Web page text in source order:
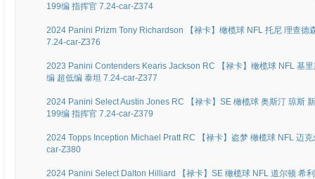
199编 指挥官 7.24-car-Z374
2024 Panini Prizm Tony Richardson 【禄卡】橄榄球 NFL 托尼 理查德
7.24-car-Z376
2023 Panini Contenders Kearis Jackson RC 【禄卡】橄榄球 NFL 基
编 超低编 泰坦 7.24-car-Z377
2024 Panini Select Austin Jones RC 【禄卡】SE 橄榄球 奥斯汀 琼斯
199编 指挥官 7.24-car-Z379
2024 Topps Inception Michael Pratt RC 【禄卡】盗梦 橄榄球 NFL 迈
car-Z380
2024 Panini Select Dalton Hilliard 【禄卡】SE 橄榄球 NFL 道尔顿 希